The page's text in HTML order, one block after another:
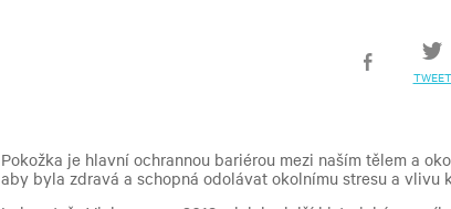
TWEET
Pokožka je hlavní ochrannou bariérou mezi naším tělem a
aby byla zdravá a schopná odolávat okolnímu stresu a vlivu